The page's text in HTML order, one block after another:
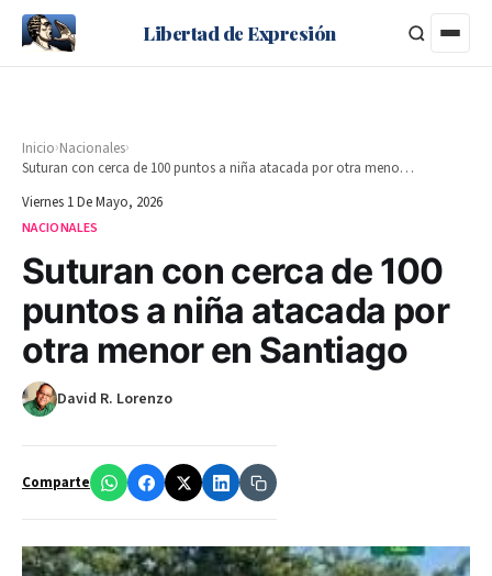
Libertad de Expresión
Inicio›Nacionales›
Suturan con cerca de 100 puntos a niña atacada por otra menor en Santiago
Viernes 1 De Mayo, 2026
NACIONALES
Suturan con cerca de 100
puntos a niña atacada por
otra menor en Santiago
David R. Lorenzo
Comparte